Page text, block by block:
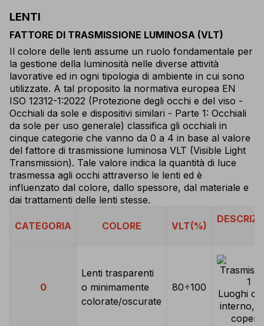
LENTI
FATTORE DI TRASMISSIONE LUMINOSA (VLT)
Il colore delle lenti assume un ruolo fondamentale per
la gestione della luminosità nelle diverse attività
lavorative ed in ogni tipologia di ambiente in cui sono
utilizzate. A tal proposito la normativa europea EN
ISO 12312-1:2022 (Protezione degli occhi e del viso -
Occhiali da sole e dispositivi similari - Parte 1: Occhiali
da sole per uso generale) classifica gli occhiali in
cinque categorie che vanno da 0 a 4 in base al valore
del fattore di trasmissione luminosa VLT (Visible Light
Transmission). Tale valore indica la quantità di luce
trasmessa agli occhi attraverso le lenti ed è
influenzato dal colore, dallo spessore, dal materiale e
dai trattamenti delle lenti stesse.
CATEGORIA COLORE VLT(%)
0
Lenti trasparenti
o minimamente
colorate/oscurate
80÷100
Luoghi
interno,